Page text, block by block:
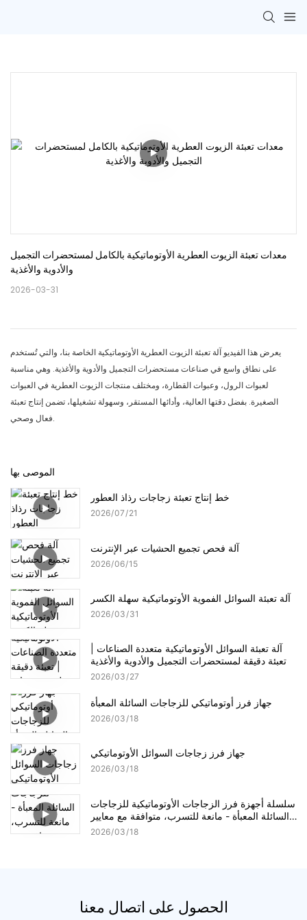
معدات تعبئة الزيوت العطرية الأوتوماتيكية بالكامل لمستحضرات التجميل
والأدوية والأغذية
2026-03-31
يعرض هذا الفيديو آلة تعبئة الزيوت العطرية الأوتوماتيكية الخاصة بنا، والتي تُستخدم
على نطاق واسع في صناعات مستحضرات التجميل والأدوية والأغذية. وهي مناسبة
لعبوات الرول، وعبوات القطارة، ومختلف منتجات الزيوت العطرية في العبوات
الصغيرة. بفضل دقتها العالية، وأدائها المستقر، وسهولة تشغيلها، تضمن إنتاج تعبئة
فعال وصحي.
الموصى بها
خط إنتاج تعبئة زجاجات رذاذ العطور
2026 07 21
آلة فحص تجميع الحشيات عبر الإنترنت
2026 06 15
آلة تعبئة السوائل الفموية الأوتوماتيكية سهلة الكسر
2026 03 31
آلة تعبئة السوائل الأوتوماتيكية متعددة الصناعات |
تعبئة دقيقة لمستحضرات التجميل والأدوية والأغذية
2026 03 27
جهاز فرز أوتوماتيكي للزجاجات السائلة المعبأة
2026 03 18
جهاز فرز زجاجات السوائل الأوتوماتيكي
2026 03 18
سلسلة أجهزة فرز الزجاجات الأوتوماتيكية للزجاجات
السائلة المعبأة - مانعة للتسرب، متوافقة مع معايير
التصنيع الجيد، عالية السرعة
2026 03 18
الحصول على اتصال معنا